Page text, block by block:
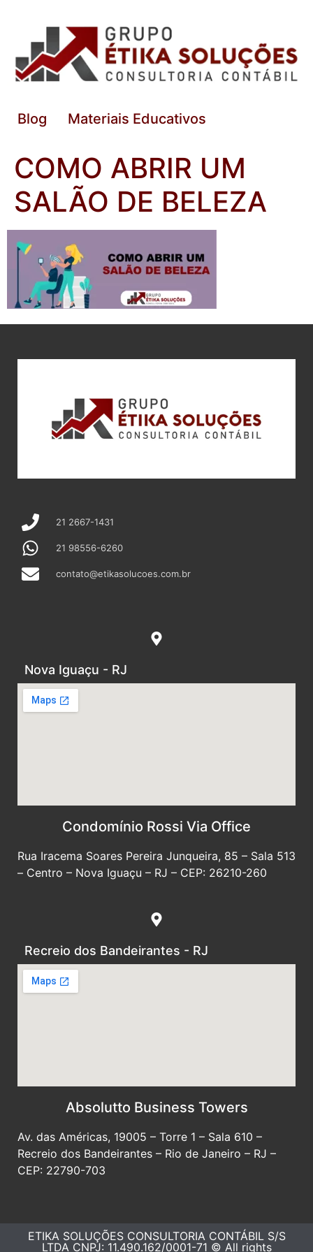
Blog Materiais Educativos
COMO ABRIR UM
SALÃO DE BELEZA
21 2667-1431
21 98556-6260
contato@etikasolucoes.com.br
Nova Iguaçu - RJ
Condomínio Rossi Via Office
Rua Iracema Soares Pereira Junqueira, 85 – Sala 513
– Centro – Nova Iguaçu – RJ – CEP: 26210-260
Recreio dos Bandeirantes - RJ
Absolutto Business Towers
Av. das Américas, 19005 – Torre 1 – Sala 610 –
Recreio dos Bandeirantes – Rio de Janeiro – RJ –
CEP: 22790-703
ETIKA SOLUÇÕES CONSULTORIA CONTÁBIL S/S
LTDA CNPJ: 11.490.162/0001-71 © All rights